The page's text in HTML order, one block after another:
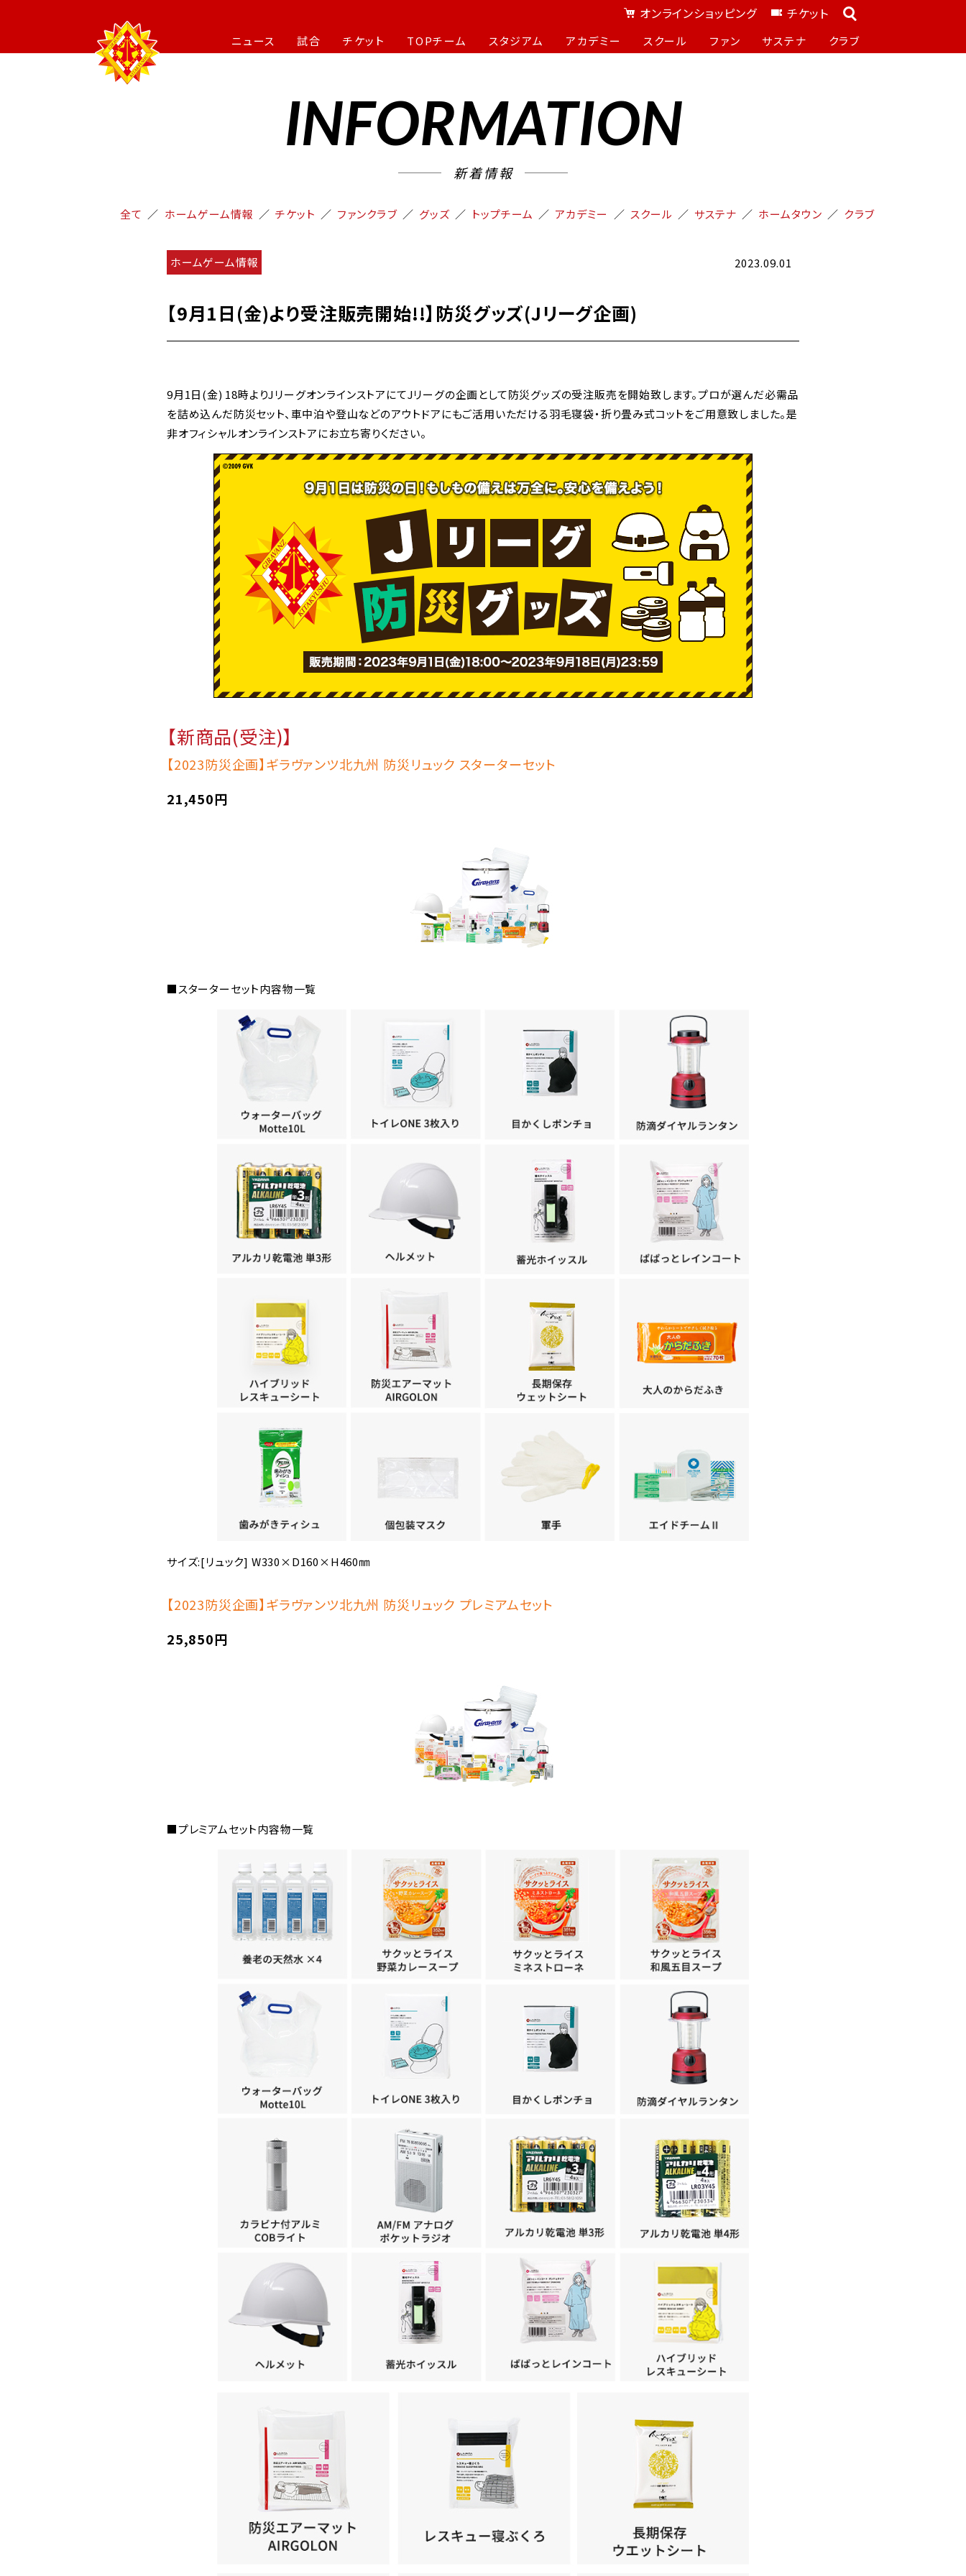
オンラインショッピング チケット
ニュース 試合 チケット TOPチーム スタジアム アカデミー スクール ファン サステナ クラブ
INFORMATION
新着情報
全て ホームゲーム情報 チケット ファンクラブ グッズ トップチーム アカデミー スクール サステナ ホームタウン クラブ
ホームゲーム情報 2023.09.01
【9月1日(金)より受注販売開始!!】防災グッズ(Jリーグ企画)
9月1日(金) 18時よりJリーグオンラインストアにてJリーグの企画として防災グッズの受注販売を開始致します。プロが選んだ必需品
を詰め込んだ防災セット、車中泊や登山などのアウトドアにもご活用いただける羽毛寝袋・折り畳み式コットをご用意致しました。是
非オフィシャルオンラインストアにお立ち寄りください。
【新商品(受注)】
【2023防災企画】ギラヴァンツ北九州 防災リュック スターターセット
21,450円
■スターターセット内容物一覧
サイズ:[リュック] W330×D160×H460㎜
【2023防災企画】ギラヴァンツ北九州 防災リュック プレミアムセット
25,850円
■プレミアムセット内容物一覧